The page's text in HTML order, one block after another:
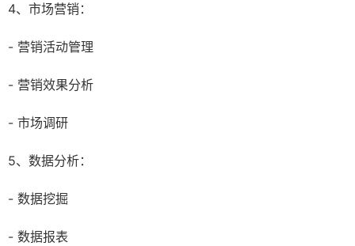
4、市场营销：
- 营销活动管理
- 营销效果分析
- 市场调研
5、数据分析：
- 数据挖掘
- 数据报表